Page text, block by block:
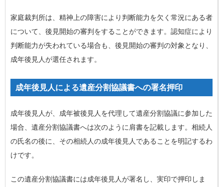
家庭裁判所は、精神上の障害により判断能力を欠く常況にある者
について、後見開始の審判をすることができます。認知症により
判断能力が失われている場合も、後見開始の審判の対象となり、
成年後見人が選任されます。
成年後見人による遺産分割協議書への署名押印
成年後見人が、成年被後見人を代理して遺産分割協議に参加した
場合、遺産分割協議書へは次のように肩書を記載します。相続人
の氏名の後に、その相続人の成年後見人であることを明記するわ
けです。
この遺産分割協議書には成年後見人が署名し、実印で押印しま